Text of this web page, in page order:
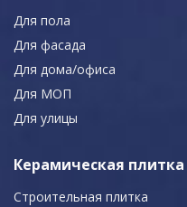
Для пола
Для фасада
Для дома/офиса
Для МОП
Для улицы
Керамическая плитка
Строительная плитка